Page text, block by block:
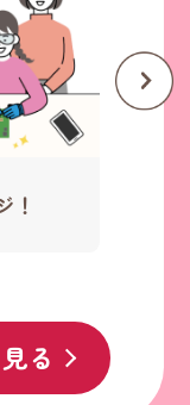
！
る